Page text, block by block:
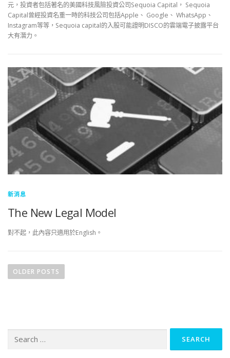
元，投資者包括著名的美國科技風險投資公司Sequoia Capital， Sequoia
Capital曾經投資名重一時的科技公司包括Apple、 Google、 WhatsApp、
Instagram等等，Sequoia capital的入股可能證明DISCO的雲端電子披露平台
大有潛力。
新消息
The New Legal Model
對不起，此內容只適用於English。
OLDER POSTS